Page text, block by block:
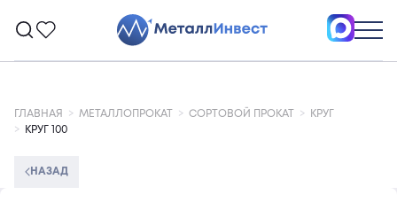
ГЛАВНАЯ МЕТАЛЛОПРОКАТ СОРТОВОЙ ПРОКАТ
КРУГ
КРУГ 100
НАЗАД